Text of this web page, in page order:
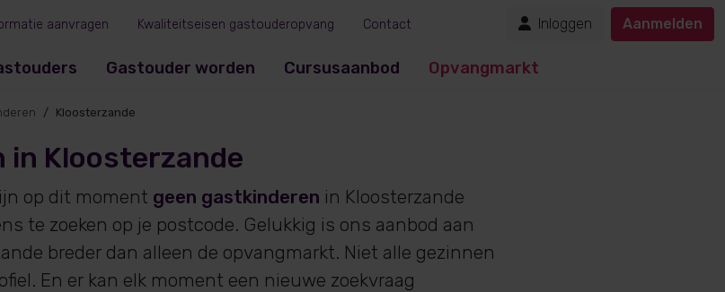
Gastouder worden Cursusaanbod Opvangmarkt
aanvragen Kwaliteitseisen gastouderopvang Contact Inloggen Aanmelden
Kloosterzande
in Kloosterzande
op dit moment geen gastkinderen in Kloosterzande
te zoeken op je postcode. Gelukkig is ons aanbod aan
breder dan alleen de opvangmarkt. Niet alle gezinnen
En er kan elk moment een nieuwe zoekvraag